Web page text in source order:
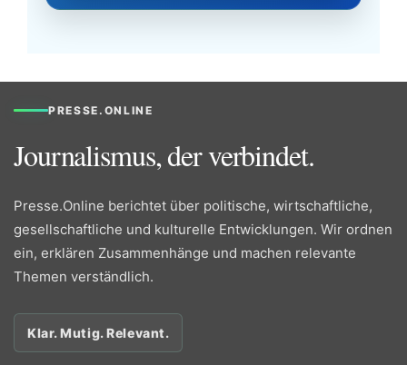
PRESSE.ONLINE
Journalismus, der verbindet.
Presse.Online berichtet über politische, wirtschaftliche,
gesellschaftliche und kulturelle Entwicklungen. Wir ordnen
ein, erklären Zusammenhänge und machen relevante
Themen verständlich.
Klar. Mutig. Relevant.